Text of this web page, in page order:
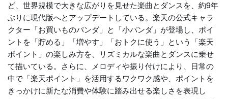
ど、世界規模で大きな広がりを見せた楽曲とダンスを、約9年
ぶりに現代版へとアップデートしている。楽天の公式キャラ
クター「お買いものパンダ」と「小パンダ」が登場し、ポイ
ントを「貯める」「増やす」「おトクに使う」という「楽天
ポイント」の楽しみ方を、リズミカルな楽曲とダンスに乗せ
て描いている。さらに、メロディや振り付けにより、日常の
中で「楽天ポイント」を活用するワクワク感や、ポイントを
きっかけに新たな消費や体験に踏み出せる楽しさを表現し